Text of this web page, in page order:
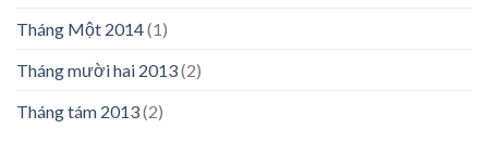
Tháng Một 2014(1)
Tháng mười hai 2013(2)
Tháng tám 2013(2)